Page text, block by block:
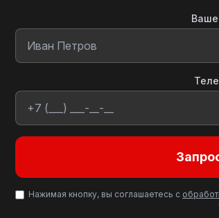
Нажимая кнопку, вы соглашаетесь с